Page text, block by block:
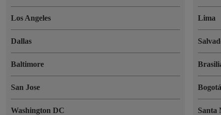
Los Angeles
Dallas
Baltimore
San Jose
Washington DC
Lima
Santa